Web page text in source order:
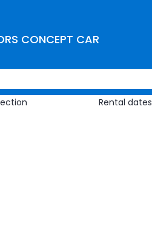
CONCEPT CAR
Rental dates